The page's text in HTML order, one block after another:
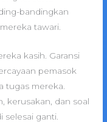
bandingkan
tawari.
kasih. Garansi
pemasok
tugas mereka.
kerusakan, dan soal
selesai ganti.